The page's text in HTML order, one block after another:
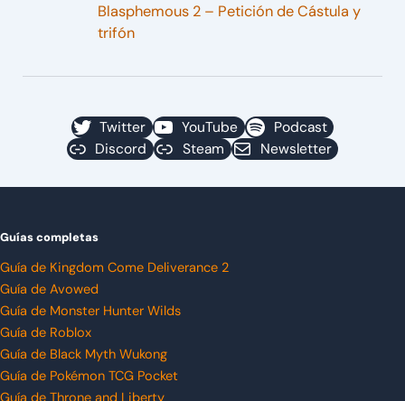
Blasphemous 2 – Petición de Cástula y
trifón
Twitter YouTube
Podcast
Discord
Steam Newsletter
Guías completas
Guía de Kingdom Come Deliverance 2
Guía de Avowed
Guía de Monster Hunter Wilds
Guía de Roblox
Guía de Black Myth Wukong
Guía de Pokémon TCG Pocket